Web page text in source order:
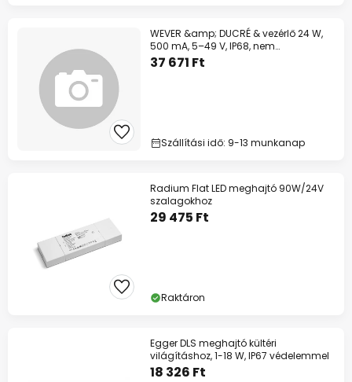
WEVER &amp; DUCRÉ & vezérlő 24 W,
500 mA, 5–49 V, IP68, nem
dimmelhető
37 671 Ft
Szállítási idő: 9-13 munkanap
Radium Flat LED meghajtó 90W/24V
szalagokhoz
29 475 Ft
Raktáron
Egger DLS meghajtó kültéri
világításhoz, 1-18 W, IP67 védelemmel
18 326 Ft